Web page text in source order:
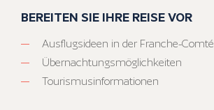
BEREITEN SIE IHRE REISE VOR
Ausflugsideen in der Franche-Comté
Übernachtungsmöglichkeiten
Tourismusinformationen